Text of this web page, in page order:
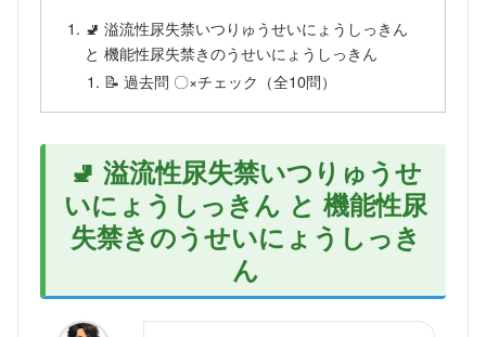
🚽 溢流性尿失禁いつりゅうせいにょうしっきん
と 機能性尿失禁きのうせいにょうしっきん
📝 過去問 〇×チェック（全10問）
🚽 溢流性尿失禁いつりゅうせ
いにょうしっきん と 機能性尿
失禁きのうせいにょうしっき
ん